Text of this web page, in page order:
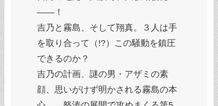
――！
吉乃と霧島、そして翔真。３人は手
を取り合って（!?）この騒動を鎮圧
できるのか？
吉乃の計画、謎の男・アザミの素
顔、思いがけず明かされる霧島の本